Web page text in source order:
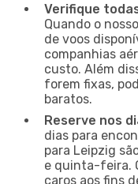
Verifique
Quando o
de voos
companhias
custo. Além
forem fixas,
baratos.
Reserve nos
dias para
para Leipzig
e quinta-feira.
caros aos fins